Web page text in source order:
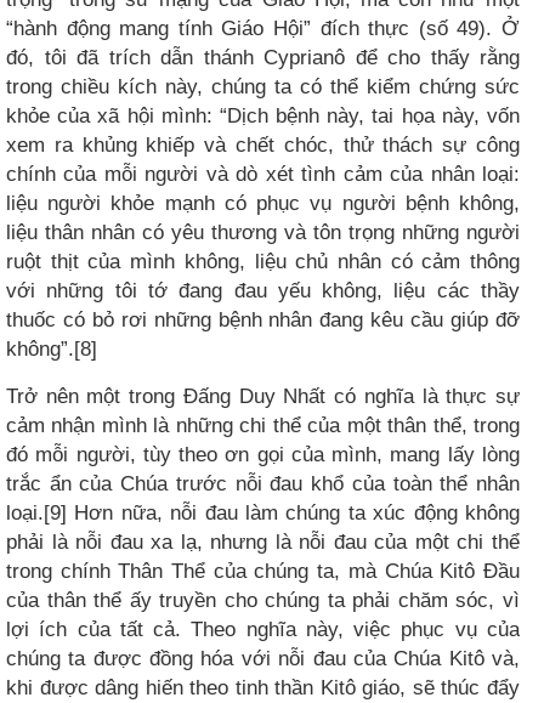
“hành động mang tính Giáo Hội” đích thực (số 49). Ở
đó, tôi đã trích dẫn thánh Cyprianô để cho thấy rằng
trong chiều kích này, chúng ta có thể kiểm chứng sức
khỏe của xã hội mình: “Dịch bệnh này, tai họa này, vốn
xem ra khủng khiếp và chết chóc, thử thách sự công
chính của mỗi người và dò xét tình cảm của nhân loại:
liệu người khỏe mạnh có phục vụ người bệnh không,
liệu thân nhân có yêu thương và tôn trọng những người
ruột thịt của mình không, liệu chủ nhân có cảm thông
với những tôi tớ đang đau yếu không, liệu các thầy
thuốc có bỏ rơi những bệnh nhân đang kêu cầu giúp đỡ
không”.[8]
Trở nên một trong Đấng Duy Nhất có nghĩa là thực sự
cảm nhận mình là những chi thể của một thân thể, trong
đó mỗi người, tùy theo ơn gọi của mình, mang lấy lòng
trắc ẩn của Chúa trước nỗi đau khổ của toàn thể nhân
loại.[9] Hơn nữa, nỗi đau làm chúng ta xúc động không
phải là nỗi đau xa lạ, nhưng là nỗi đau của một chi thể
trong chính Thân Thể của chúng ta, mà Chúa Kitô Đầu
của thân thể ấy truyền cho chúng ta phải chăm sóc, vì
lợi ích của tất cả. Theo nghĩa này, việc phục vụ của
chúng ta được đồng hóa với nỗi đau của Chúa Kitô và,
khi được dâng hiến theo tinh thần Kitô giáo, sẽ thúc đẩy